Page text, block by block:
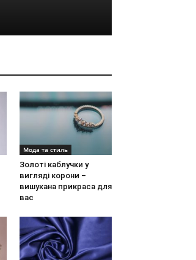
Мода та стиль
Золоті каблучки у
вигляді корони –
вишукана прикраса для
вас